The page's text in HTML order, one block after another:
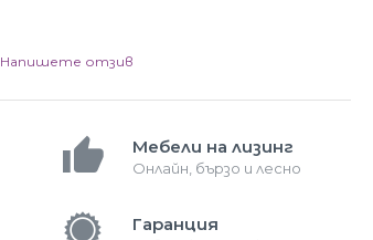
Напишете отзив
Мебели на лизинг
Онлайн, бързо и лесно
Гаранция